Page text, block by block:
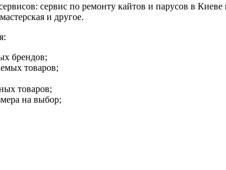
сервис по ремонту кайтов и парусов в
и другое.
брендов;
товаров;
товаров;
на выбор;